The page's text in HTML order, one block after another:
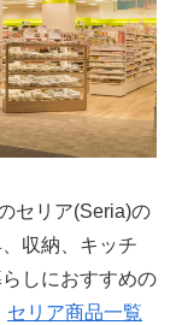
セリア(Seria)の
収納、キッチ
しにおすすめの
セリア商品一覧